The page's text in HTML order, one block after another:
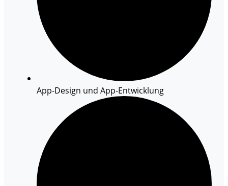
App-Design und App-Entwicklung